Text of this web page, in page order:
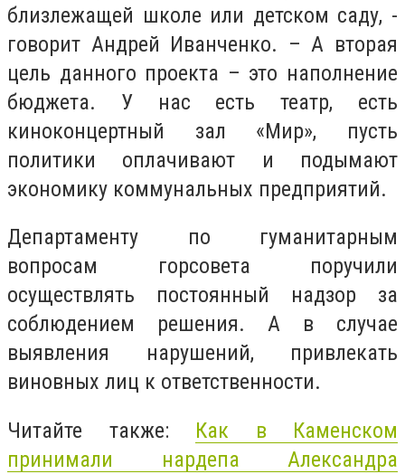
близлежащей школе или детском саду, -
говорит Андрей Иванченко. – А вторая
цель данного проекта – это наполнение
бюджета. У нас есть театр, есть
киноконцертный зал «Мир», пусть
политики оплачивают и подымают
экономику коммунальных предприятий.
Департаменту по гуманитарным
вопросам горсовета поручили
осуществлять постоянный надзор за
соблюдением решения. А в случае
выявления нарушений, привлекать
виновных лиц к ответственности.
Читайте также: Как в Каменском
принимали нардепа Александра